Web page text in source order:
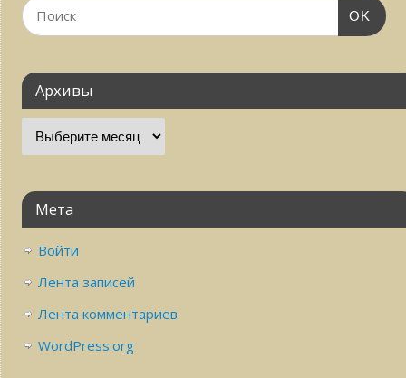
OK
Архивы
Мета
Войти
Лента записей
Лента комментариев
WordPress.org